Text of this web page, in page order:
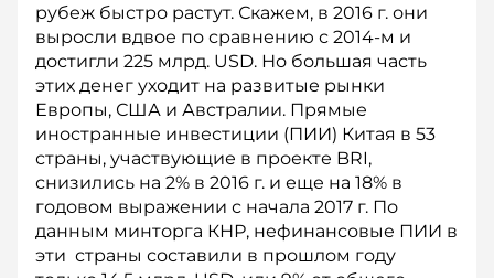
рубеж быстро растут. Скажем, в 2016 г. они
выросли вдвое по сравнению с 2014-м и
достигли 225 млрд. USD. Но большая часть
этих денег уходит на развитые рынки
Европы, США и Австралии. Прямые
иностранные инвестиции (ПИИ) Китая в 53
страны, участвующие в проекте BRI,
снизились на 2% в 2016 г. и еще на 18% в
годовом выражении с начала 2017 г. По
данным минторга КНР, нефинансовые ПИИ в
эти страны составили в прошлом году